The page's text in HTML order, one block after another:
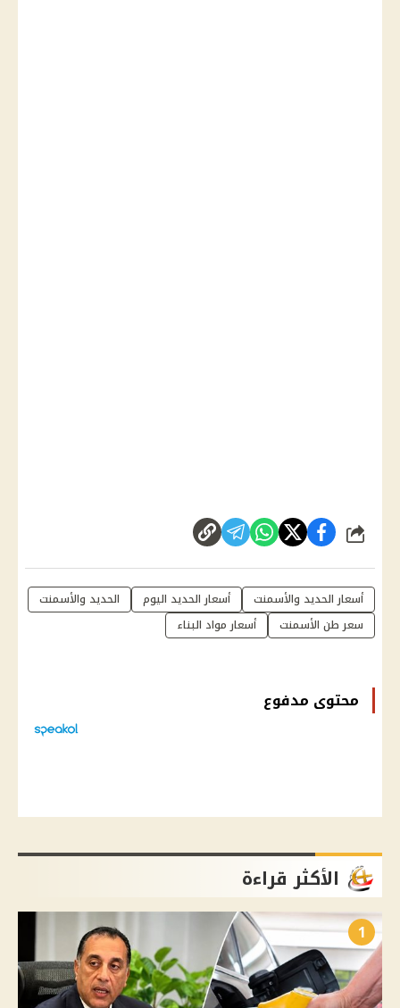
شارك
أسعار الحديد والأسمنت أسعار الحديد اليوم
الحديد والأسمنت
سعر طن الأسمنت
أسعار مواد البناء
محتوى مدفوع
الأكثر قراءة
1